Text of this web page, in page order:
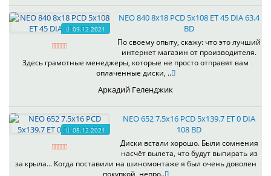
09.12.2021
NEO 840 8x18 PCD 5x108 ET 45 DIA 63.4
BD
По своему опыту, скажу: что это лучший
интернет магазин от производителя.
Здесь грамотные менеджеры, которые не просто отправят вам
оплаченные диски, ..
Аркадий Геленджик
05.12.2021
NEO 652 7.5x16 PCD 5x139.7 ET 0 DIA
108 BD
Диски встали хорошо. Были сомнения
насчёт вылета, что будут выпирать из
за крыла... Когда поставили на шиномонтаже я был очень доволен
покупкой, непро..